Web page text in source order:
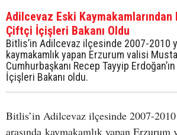
Adilcevaz Eski Kaymakamlarından
Çiftçi İçişleri Bakanı Oldu
Bitlis’in Adilcevaz ilçesinde 2007-2010
kaymakamlık yapan Erzurum valisi
Cumhurbaşkanı Recep Tayyip
İçişleri Bakanı oldu.
Bitlis’in Adilcevaz ilçesinde 2007-2010
arasında kaymakamlık yapan